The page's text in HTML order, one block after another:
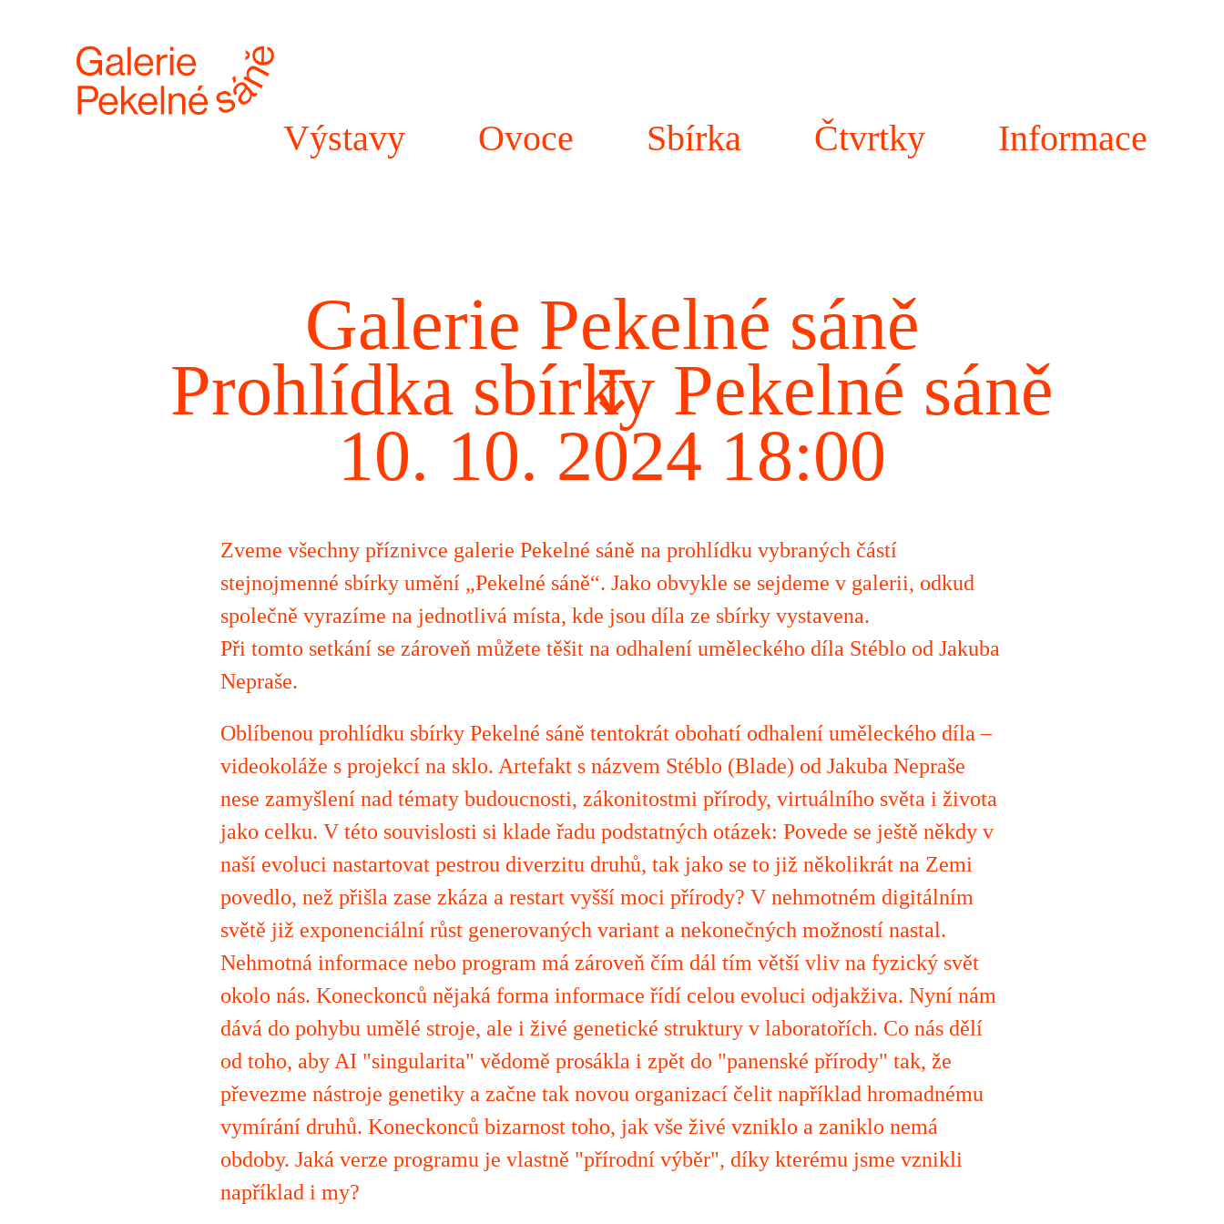
Výstavy Ovoce Sbírka Čtvrtky Informace
Galerie Pekelné sáně
Prohlídka sbírky Pekelné sáně
10. 10. 2024 18:00
↧
Zveme všechny příznivce galerie Pekelné sáně na prohlídku vybraných částí
stejnojmenné sbírky umění „Pekelné sáně“. Jako obvykle se sejdeme v galerii, odkud
společně vyrazíme na jednotlivá místa, kde jsou díla ze sbírky vystavena.
Při tomto setkání se zároveň můžete těšit na odhalení uměleckého díla Stéblo od Jakuba
Nepraše.
Oblíbenou prohlídku sbírky Pekelné sáně tentokrát obohatí odhalení uměleckého díla –
videokoláže s projekcí na sklo. Artefakt s názvem Stéblo (Blade) od Jakuba Nepraše
nese zamyšlení nad tématy budoucnosti, zákonitostmi přírody, virtuálního světa i života
jako celku. V této souvislosti si klade řadu podstatných otázek: Povede se ještě někdy v
naší evoluci nastartovat pestrou diverzitu druhů, tak jako se to již několikrát na Zemi
povedlo, než přišla zase zkáza a restart vyšší moci přírody? V nehmotném digitálním
světě již exponenciální růst generovaných variant a nekonečných možností nastal.
Nehmotná informace nebo program má zároveň čím dál tím větší vliv na fyzický svět
okolo nás. Koneckonců nějaká forma informace řídí celou evoluci odjakživa. Nyní nám
dává do pohybu umělé stroje, ale i živé genetické struktury v laboratořích. Co nás dělí
od toho, aby AI "singularita" vědomě prosákla i zpět do "panenské přírody" tak, že
převezme nástroje genetiky a začne tak novou organizací čelit například hromadnému
vymírání druhů. Koneckonců bizarnost toho, jak vše živé vzniklo a zaniklo nemá
obdoby. Jaká verze programu je vlastně "přírodní výběr", díky kterému jsme vznikli
například i my?